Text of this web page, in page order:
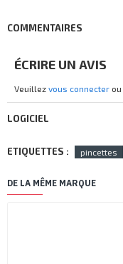
COMMENTAIRES
ÉCRIRE UN AVIS
Veuillez vous connecter ou
LOGICIEL
ETIQUETTES : pincettes
DE LA MÊME MARQUE